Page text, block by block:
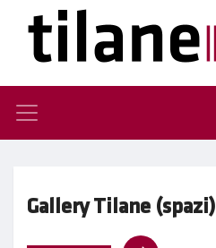
Gallery Tilane (spazi)